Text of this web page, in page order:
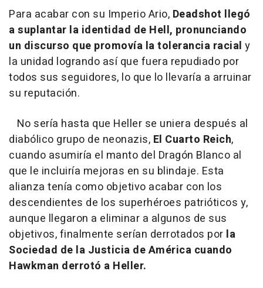
Para acabar con su Imperio Ario, Deadshot llegó
a suplantar la identidad de Hell, pronunciando
un discurso que promovía la tolerancia racial y
la unidad logrando así que fuera repudiado por
todos sus seguidores, lo que lo llevaría a arruinar
su reputación.
No sería hasta que Heller se uniera después al
diabólico grupo de neonazis, El Cuarto Reich,
cuando asumiría el manto del Dragón Blanco al
que le incluiría mejoras en su blindaje. Esta
alianza tenía como objetivo acabar con los
descendientes de los superhéroes patrióticos y,
aunque llegaron a eliminar a algunos de sus
objetivos, finalmente serían derrotados por la
Sociedad de la Justicia de América cuando
Hawkman derrotó a Heller.